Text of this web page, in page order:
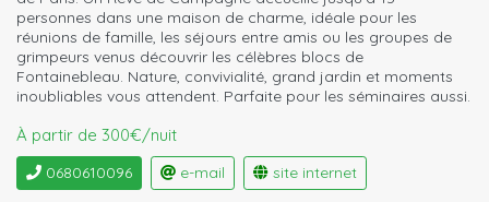
personnes dans une maison de charme, idéale pour les
réunions de famille, les séjours entre amis ou les groupes de
grimpeurs venus découvrir les célèbres blocs de
Fontainebleau. Nature, convivialité, grand jardin et moments
inoubliables vous attendent. Parfaite pour les séminaires aussi.
À partir de 300€/nuit
0680610096 e-mail site internet